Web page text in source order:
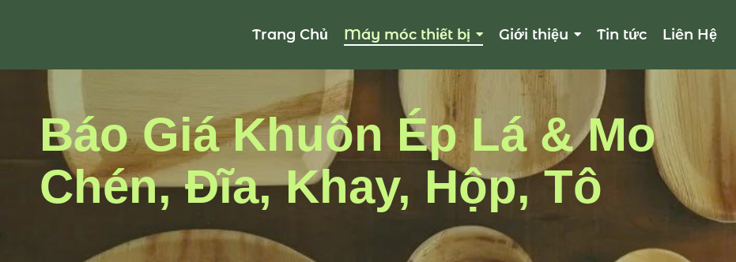
Trang Chủ Máy móc thiết bị Giới thiệu Tin tức Liên Hệ
Báo Giá Khuôn Ép Lá & Mo
Chén, Đĩa, Khay, Hộp, Tô